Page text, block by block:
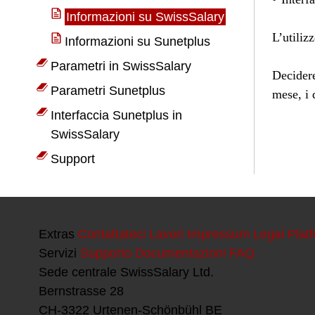
Extras Contattateci Lavori Impressum Legal
Servizi Supporto Documentazioni FAQ
Sede centrale SwissSalary Ltd.
Bernstrasse 28
CH-3322 Urtenen-Schönbühl BE